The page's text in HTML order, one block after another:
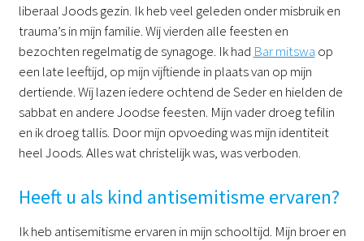
liberaal Joods gezin. Ik heb veel geleden onder misbruik en
trauma’s in mijn familie. Wij vierden alle feesten en
bezochten regelmatig de synagoge. Ik had Bar mitswa op
een late leeftijd, op mijn vijftiende in plaats van op mijn
dertiende. Wij lazen iedere ochtend de Seder en hielden de
sabbat en andere Joodse feesten. Mijn vader droeg tefilin
en ik droeg tallis. Door mijn opvoeding was mijn identiteit
heel Joods. Alles wat christelijk was, was verboden.
Heeft u als kind antisemitisme ervaren?
Ik heb antisemitisme ervaren in mijn schooltijd. Mijn broer en